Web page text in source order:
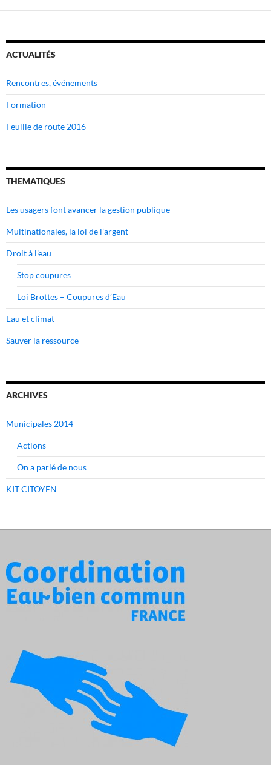
ACTUALITÉS
Rencontres, événements
Formation
Feuille de route 2016
THEMATIQUES
Les usagers font avancer la gestion publique
Multinationales, la loi de l’argent
Droit à l’eau
Stop coupures
Loi Brottes – Coupures d’Eau
Eau et climat
Sauver la ressource
ARCHIVES
Municipales 2014
Actions
On a parlé de nous
KIT CITOYEN